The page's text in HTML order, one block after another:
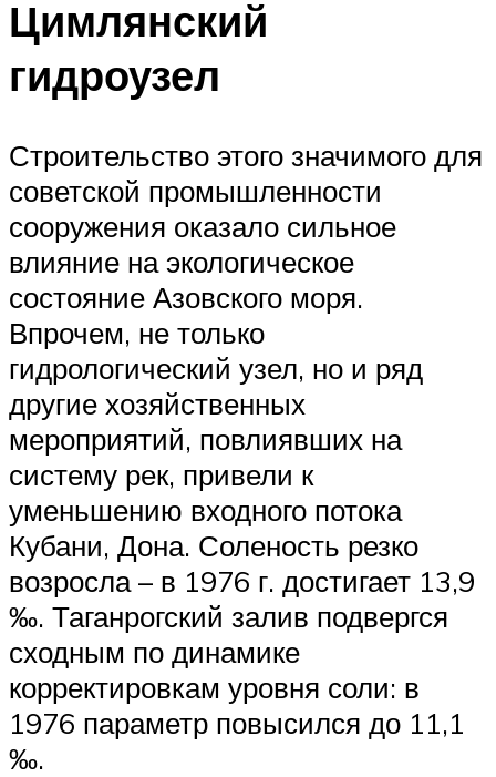
Цимлянский
гидроузел
Строительство этого значимого для
советской промышленности
сооружения оказало сильное
влияние на экологическое
состояние Азовского моря.
Впрочем, не только
гидрологический узел, но и ряд
другие хозяйственных
мероприятий, повлиявших на
систему рек, привели к
уменьшению входного потока
Кубани, Дона. Соленость резко
возросла – в 1976 г. достигает 13,9
‰. Таганрогский залив подвергся
сходным по динамике
корректировкам уровня соли: в
1976 параметр повысился до 11,1
‰.